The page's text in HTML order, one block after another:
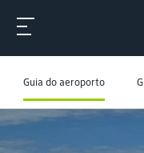
Guia do aeroporto